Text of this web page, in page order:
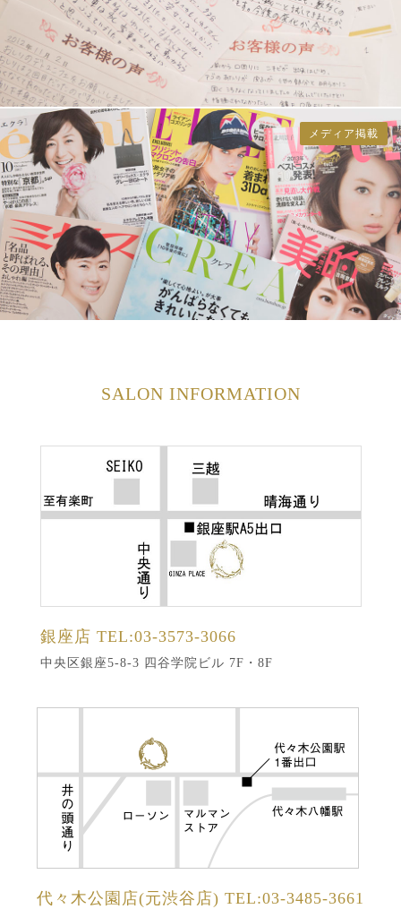
メディア掲載
SALON INFORMATION
銀座店 TEL:03-3573-3066
中央区銀座5-8-3 四谷学院ビル 7F・8F
代々木公園店(元渋谷店) TEL:03-3485-3661